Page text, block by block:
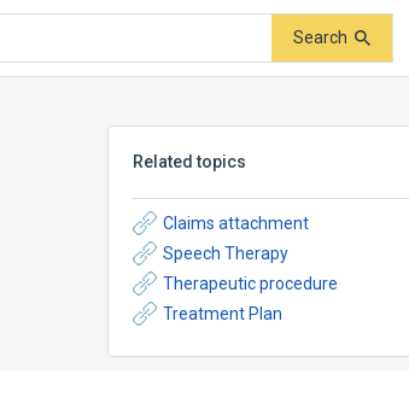
Search
Related topics
Claims attachment
Speech Therapy
Therapeutic procedure
Treatment Plan